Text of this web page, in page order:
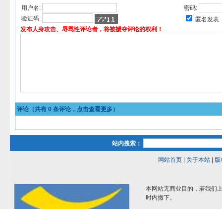
用户名:
密码:
验证码:
匿名发表
发布人身攻击、辱骂性评论者，将被褫夺评论的权利！
评论（共有 0 条评论，点击查看更多）
站内搜索：
网站首页| 关于本站| 版
本网站无商业目的，若我们
时内撤下。